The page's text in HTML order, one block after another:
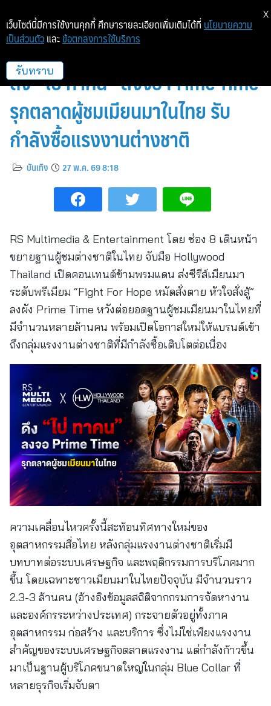
ช่อง 8 X Hollywood Thailand
ดึง “ไป่ ทาคน” ลงจอ Prime Time
รุกตลาดผู้ชมเมียนมาในไทย รับ
กำลังซื้อแรงงานต่างชาติ
บันเทิง 27 พ.ค. 69 8:18
RS Multimedia & Entertainment โดย ช่อง 8 เดินหน้า
ขยายฐานผู้ชมต่างชาติในไทย จับมือ Hollywood
Thailand เปิดคอนเทนต์ข้ามพรมแดน ส่งซีรีส์เมียนมา
ระดับพรีเมียม “Fight For Hope หมัดสั่งตาย หัวใจสั่งสู้”
ลงผัง Prime Time หวังต่อยอดฐานผู้ชมเมียนมาในไทยที่
มีจำนวนหลายล้านคน พร้อมเปิดโอกาสใหม่ให้แบรนด์เข้า
ถึงกลุ่มแรงงานต่างชาติที่มีกำลังซื้อเติบโตต่อเนื่อง
ความเคลื่อนไหวครั้งนี้สะท้อนทิศทางใหม่ของ
อุตสาหกรรมสื่อไทย หลังกลุ่มแรงงานต่างชาติเริ่มมี
บทบาทต่อระบบเศรษฐกิจ และพฤติกรรมการบริโภคมาก
ขึ้น โดยเฉพาะชาวเมียนมาในไทยปัจจุบัน มีจำนวนราว
2.3-3 ล้านคน (อ้างอิงข้อมูลสถิติจากกรมการจัดหางาน
และองค์กรระหว่างประเทศ) กระจายตัวอยู่ทั้งภาค
อุตสาหกรรม ก่อสร้าง และบริการ ซึ่งไม่ใช่เพียงแรงงาน
สำคัญของระบบเศรษฐกิจตลาดแรงงาน แต่กำลังก้าวขึ้น
มาเป็นฐานผู้บริโภคขนาดใหญ่ในกลุ่ม Blue Collar ที่
หลายธุรกิจเริ่มจับตา
เว็บไซต์นี้มีการใช้งานคุกกี้ ศึกษารายละเอียดเพิ่มเติมได้ที่ นโยบายความ
เป็นส่วนตัว และ ข้อตกลงการใช้บริการ
รับทราบ
X